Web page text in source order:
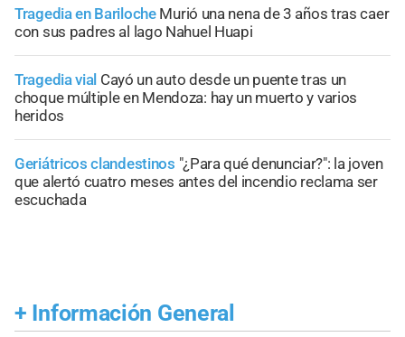
Tragedia en Bariloche Murió una nena de 3 años tras caer
con sus padres al lago Nahuel Huapi
Tragedia vial Cayó un auto desde un puente tras un
choque múltiple en Mendoza: hay un muerto y varios
heridos
Geriátricos clandestinos "¿Para qué denunciar?": la joven
que alertó cuatro meses antes del incendio reclama ser
escuchada
+ Información General